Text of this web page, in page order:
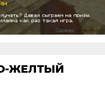
ЖЕЛТЫЙ